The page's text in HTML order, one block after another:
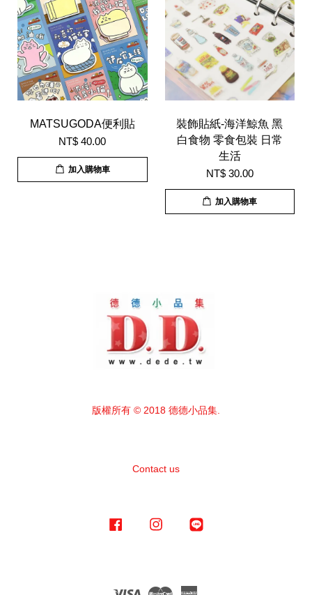
MATSUGODA便利貼
NT$ 40.00
加入購物車
裝飾貼紙-海洋鯨魚 黑
白食物 零食包裝 日常
生活
NT$ 30.00
加入購物車
版權所有 © 2018 德德小品集.
Contact us
Facebook Instagram
Visa Master